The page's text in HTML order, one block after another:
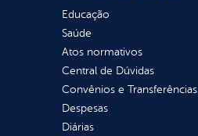
Educação
Saúde
Atos normativos
Central de Dúvidas
Convênios e Transferências
Despesas
Diárias